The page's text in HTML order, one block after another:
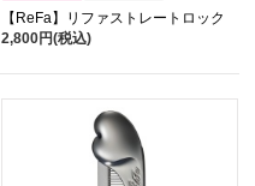
【ReFa】リファストレートロック
2,800円(税込)